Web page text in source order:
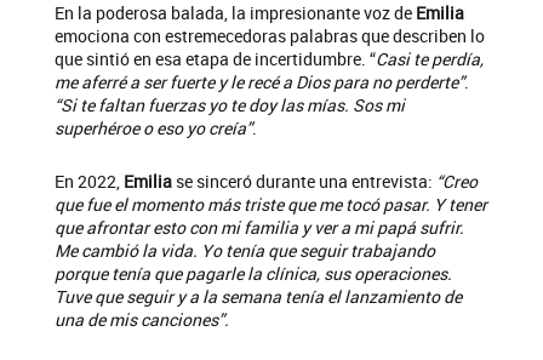
En la poderosa balada, la impresionante voz de Emilia
emociona con estremecedoras palabras que describen lo
que sintió en esa etapa de incertidumbre. “Casi te perdía,
me aferré a ser fuerte y le recé a Dios para no perderte”.
“Si te faltan fuerzas yo te doy las mías. Sos mi
superhéroe o eso yo creía”.
En 2022, Emilia se sinceró durante una entrevista: “Creo
que fue el momento más triste que me tocó pasar. Y tener
que afrontar esto con mi familia y ver a mi papá sufrir.
Me cambió la vida. Yo tenía que seguir trabajando
porque tenía que pagarle la clínica, sus operaciones.
Tuve que seguir y a la semana tenía el lanzamiento de
una de mis canciones”.